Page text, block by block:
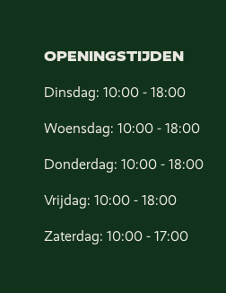
OPENINGSTIJDEN
Dinsdag: 10:00 - 18:00
Woensdag: 10:00 - 18:00
Donderdag: 10:00 - 18:00
Vrijdag: 10:00 - 18:00
Zaterdag: 10:00 - 17:00